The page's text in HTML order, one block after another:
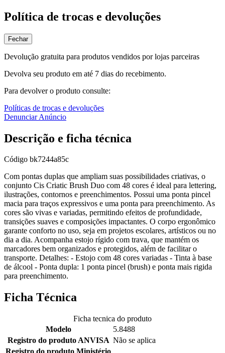
Política de trocas e devoluções
Fechar
Devolução gratuita para produtos vendidos por lojas parceiras
Devolva seu produto em até 7 dias do recebimento.
Para devolver o produto consulte:
Políticas de trocas e devoluções
Denunciar Anúncio
Descrição e ficha técnica
Código bk7244a85c
Com pontas duplas que ampliam suas possibilidades criativas, o
conjunto Cis Criatic Brush Duo com 48 cores é ideal para lettering,
ilustrações, contornos e preenchimentos. Possui uma ponta pincel
macia para traços expressivos e uma ponta para preenchimento. As
cores são vivas e variadas, permitindo efeitos de profundidade,
transições suaves e composições impactantes. O corpo ergonômico
garante conforto no uso, seja em projetos escolares, artísticos ou no
dia a dia. Acompanha estojo rígido com trava, que mantém os
marcadores bem organizados e protegidos, além de facilitar o
transporte. Detalhes: - Estojo com 48 cores variadas - Tinta à base
de álcool - Ponta dupla: 1 ponta pincel (brush) e ponta mais rigida
para preenchimento.
Ficha Técnica
Ficha tecnica do produto
Modelo
5.8488
Registro do produto ANVISA Não se aplica